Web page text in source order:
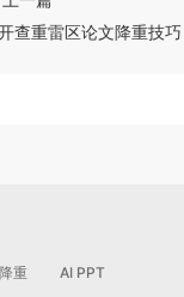
查重雷区论文降重技巧
重 AI PPT